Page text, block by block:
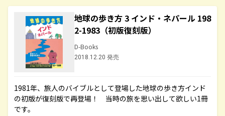
地球の歩き方 3 インド・ネパール 198
2-1983（初版復刻版）
D-Books
2018.12.20 発売
1981年、旅人のバイブルとして登場した地球の歩き方インド
の初版が復刻版で再登場！ 当時の旅を思い出して欲しい1冊
です。